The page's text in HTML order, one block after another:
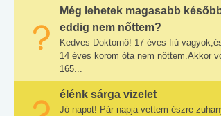
Még lehetek magasabb
eddig nem nőttem?
Kedves Doktornő! 17 éves fiú
14 éves korom óta nem nőttem.Akkor
165...
élénk sárga vizelet
Jó napot! Pár napja vettem észre